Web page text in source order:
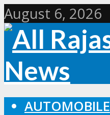
August 6, 2026
AUTOMOBILE